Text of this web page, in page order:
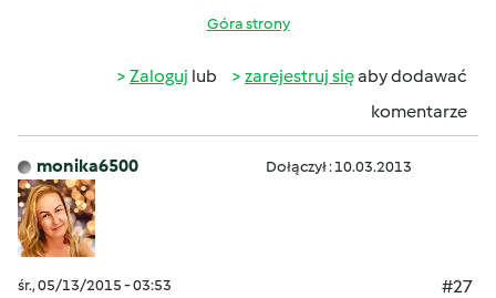
Góra strony
Zaloguj lub zarejestruj sięaby dodawać
komentarze
monika6500 Dołączył : 10.03.2013
śr., 05/13/2015 - 03:53
#27